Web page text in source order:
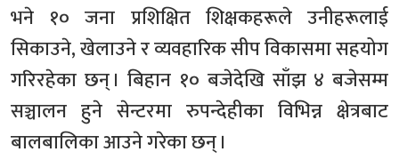
भने १० जना प्रशिक्षित शिक्षकहरूले उनीहरूलाई
सिकाउने, खेलाउने र व्यवहारिक सीप विकासमा सहयोग
गरिरहेका छन् । बिहान १० बजेदेखि साँझ ४ बजेसम्म
सञ्चालन हुने सेन्टरमा रुपन्देहीका विभिन्न क्षेत्रबाट
बालबालिका आउने गरेका छन् ।